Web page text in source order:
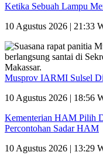
Ketika Sebuah Lampu
10 Agustus 2026 | 21:33
Musprov IARMI Sulsel
10 Agustus 2026 | 18:56
Kementerian HAM Pilih
Percontohan Sadar HAM
10 Agustus 2026 | 13:29